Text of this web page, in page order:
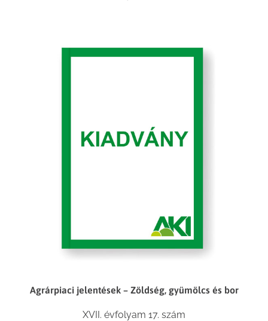
Agrárpiaci jelentések – Zöldség, gyümölcs és bor
XVII. évfolyam 17. szám